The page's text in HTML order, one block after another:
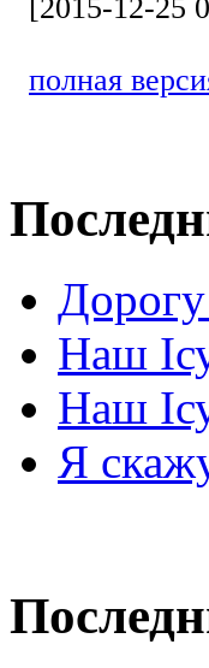
[2015-12-25
полная
Наш
Наш
Я